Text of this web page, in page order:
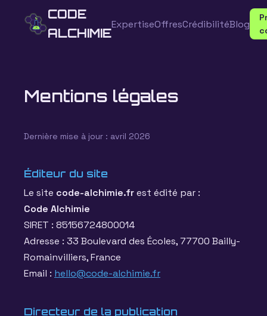
CODE
ALCHIMIE
ExpertiseOffresCrédibilitéBlog
Mentions légales
Dernière mise à jour : avril 2026
Éditeur du site
Le site code-alchimie.frest édité par :
Code Alchimie
SIRET : 85156724800014
Adresse : 33 Boulevard des Écoles, 77700 Bailly-
Romainvilliers, France
Email : hello@code-alchimie.fr
Directeur de la publication